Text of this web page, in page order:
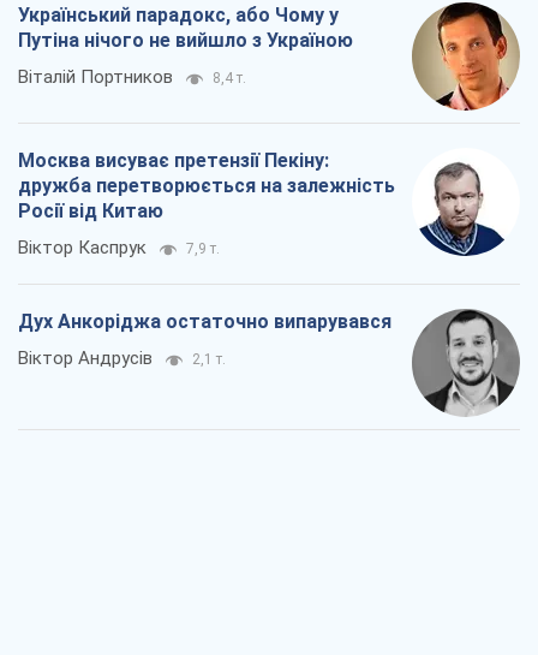
Український парадокс, або Чому у
Путіна нічого не вийшло з Україною
Віталій Портников 8,4 т.
Москва висуває претензії Пекіну:
дружба перетворюється на залежність
Росії від Китаю
Віктор Каспрук 7,9 т.
Дух Анкоріджа остаточно випарувався
Віктор Андрусів 2,1 т.